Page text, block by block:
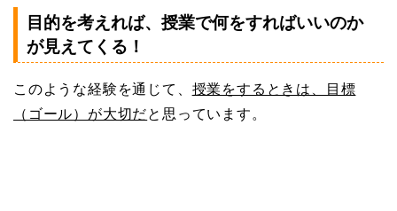
目的を考えれば、授業で何をすればいいのか
が見えてくる！
このような経験を通じて、 授業をするときは、目標
（ゴール）が大切だと思っています。